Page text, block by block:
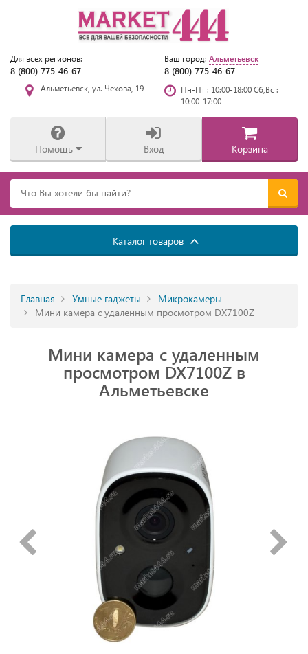
Для всех регионов:
8 (800) 775-46-67
Ваш город: Альметьевск
8 (800) 775-46-67
Альметьевск, ул. Чехова, 19
Пн-Пт : 10:00-18:00 Сб,Вс :
10:00-17:00
Помощь Вход Корзина
Каталог товаров
Главная Умные гаджеты
Микрокамеры
Мини камера с удаленным просмотром DX7100Z
Мини камера с удаленным
просмотром DX7100Z в
Альметьевске